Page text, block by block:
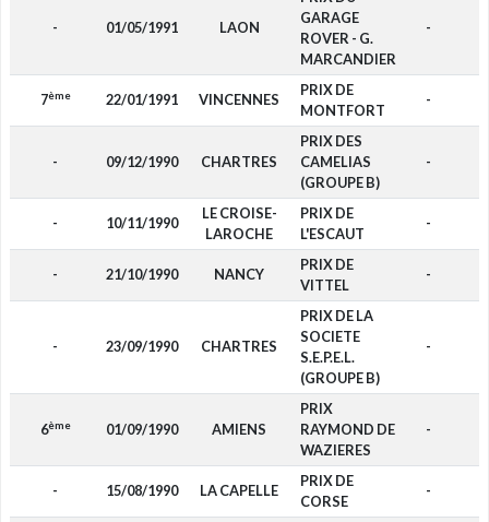
- 01/05/1991 LAON
GARAGE
ROVER - G.
MARCANDIER
-
7ème 22/01/1991 VINCENNES
PRIX DE
MONTFORT
-
- 09/12/1990 CHARTRES
PRIX DES
CAMELIAS
(GROUPE B)
-
- 10/11/1990
LE CROISE-
LAROCHE
PRIX DE
L'ESCAUT
-
- 21/10/1990 NANCY
PRIX DE
VITTEL
-
- 23/09/1990 CHARTRES
PRIX DE LA
SOCIETE
S.E.P.E.L.
(GROUPE B)
-
6ème 01/09/1990 AMIENS
PRIX
RAYMOND DE
WAZIERES
-
- 15/08/1990 LA CAPELLE
PRIX DE
CORSE
-